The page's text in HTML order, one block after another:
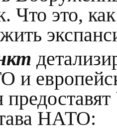
Что это,
НАТО: